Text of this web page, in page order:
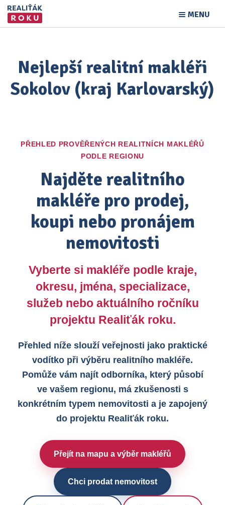
MENU
Nejlepší realitní makléři
Sokolov (kraj Karlovarský)
PŘEHLED PROVĚŘENÝCH REALITNÍCH MAKLÉŘŮ
PODLE REGIONU
Najděte realitního
makléře pro prodej,
koupi nebo pronájem
nemovitosti
Vyberte si makléře podle kraje,
okresu, jména, specializace,
služeb nebo aktuálního ročníku
projektu Realiťák roku.
Přehled níže slouží veřejnosti jako praktické
vodítko při výběru realitního makléře.
Pomůže vám najít odborníka, který působí
ve vašem regionu, má zkušenosti s
konkrétním typem nemovitosti a je zapojený
do projektu Realiťák roku.
Přejít na mapu a výběr makléřů
Chci prodat nemovitost